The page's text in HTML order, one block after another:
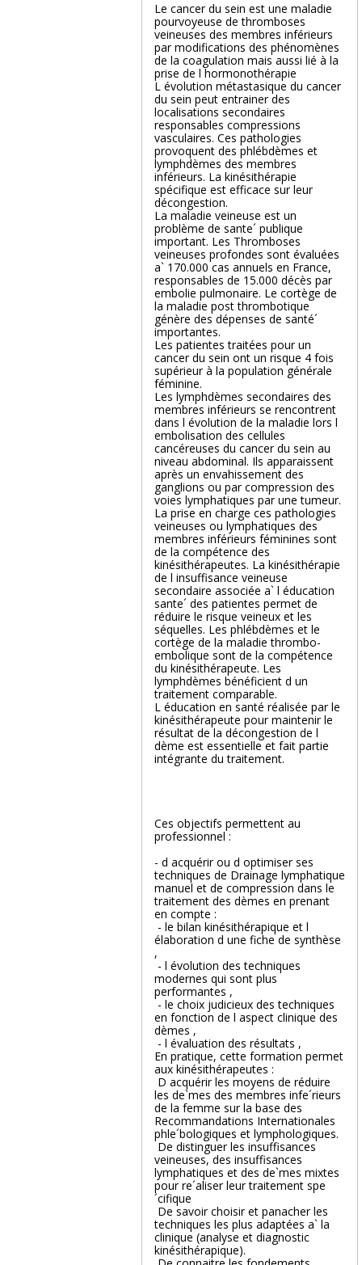
Le cancer du sein est une maladie
pourvoyeuse de thromboses
veineuses des membres inférieurs
par modifications des phénomènes
de la coagulation mais aussi lié à la
prise de l hormonothérapie
L évolution métastasique du cancer
du sein peut entrainer des
localisations secondaires
responsables compressions
vasculaires. Ces pathologies
provoquent des phlébdèmes et
lymphdèmes des membres
inférieurs. La kinésithérapie
spécifique est efficace sur leur
décongestion.
La maladie veineuse est un
problème de sante´ publique
important. Les Thromboses
veineuses profondes sont évaluées
a` 170.000 cas annuels en France,
responsables de 15.000 décès par
embolie pulmonaire. Le cortège de
la maladie post thrombotique
génère des dépenses de santé´
importantes.
Les patientes traitées pour un
cancer du sein ont un risque 4 fois
supérieur à la population générale
féminine.
Les lymphdèmes secondaires des
membres inférieurs se rencontrent
dans l évolution de la maladie lors l
embolisation des cellules
cancéreuses du cancer du sein au
niveau abdominal. Ils apparaissent
après un envahissement des
ganglions ou par compression des
voies lymphatiques par une tumeur.
La prise en charge ces pathologies
veineuses ou lymphatiques des
membres inférieurs féminines sont
de la compétence des
kinésithérapeutes. La kinésithérapie
de l insuffisance veineuse
secondaire associée a` l éducation
sante´ des patientes permet de
réduire le risque veineux et les
séquelles. Les phlébdèmes et le
cortège de la maladie thrombo-
embolique sont de la compétence
du kinésithérapeute. Les
lymphdèmes bénéficient d un
traitement comparable.
L éducation en santé réalisée par le
kinésithérapeute pour maintenir le
résultat de la décongestion de l
dème est essentielle et fait partie
intégrante du traitement.
Ces objectifs permettent au
professionnel :
- d acquérir ou d optimiser ses
techniques de Drainage lymphatique
manuel et de compression dans le
traitement des dèmes en prenant
en compte :
 - le bilan kinésithérapique et l
élaboration d une fiche de synthèse
,
 - l évolution des techniques
modernes qui sont plus
performantes ,
 - le choix judicieux des techniques
en fonction de l aspect clinique des
dèmes ,
 - l évaluation des résultats ,
En pratique, cette formation permet
aux kinésithérapeutes :
 D acquérir les moyens de réduire
les de`mes des membres infe´rieurs
de la femme sur la base des
Recommandations Internationales
phle´bologiques et lymphologiques.
 De distinguer les insuffisances
veineuses, des insuffisances
lymphatiques et des de`mes mixtes
pour re´aliser leur traitement spe
´cifique
 De savoir choisir et panacher les
techniques les plus adaptées a` la
clinique (analyse et diagnostic
kinésithérapique).